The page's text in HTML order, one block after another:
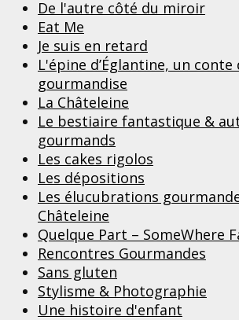
De l'autre côté du miroir
Eat Me
Je suis en retard
L'épine d’Églantine, un
gourmandise
La Châteleine
Le bestiaire fantastique &
gourmands
Les cakes rigolos
Les dépositions
Les élucubrations
Châteleine
Quelque Part – SomeWhere
Rencontres Gourmandes
Sans gluten
Stylisme & Photographie
Une histoire d'enfant